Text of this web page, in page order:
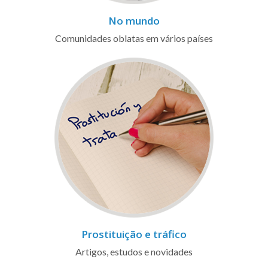
No mundo
Comunidades oblatas em vários países
Prostituição e tráfico
Artigos, estudos e novidades